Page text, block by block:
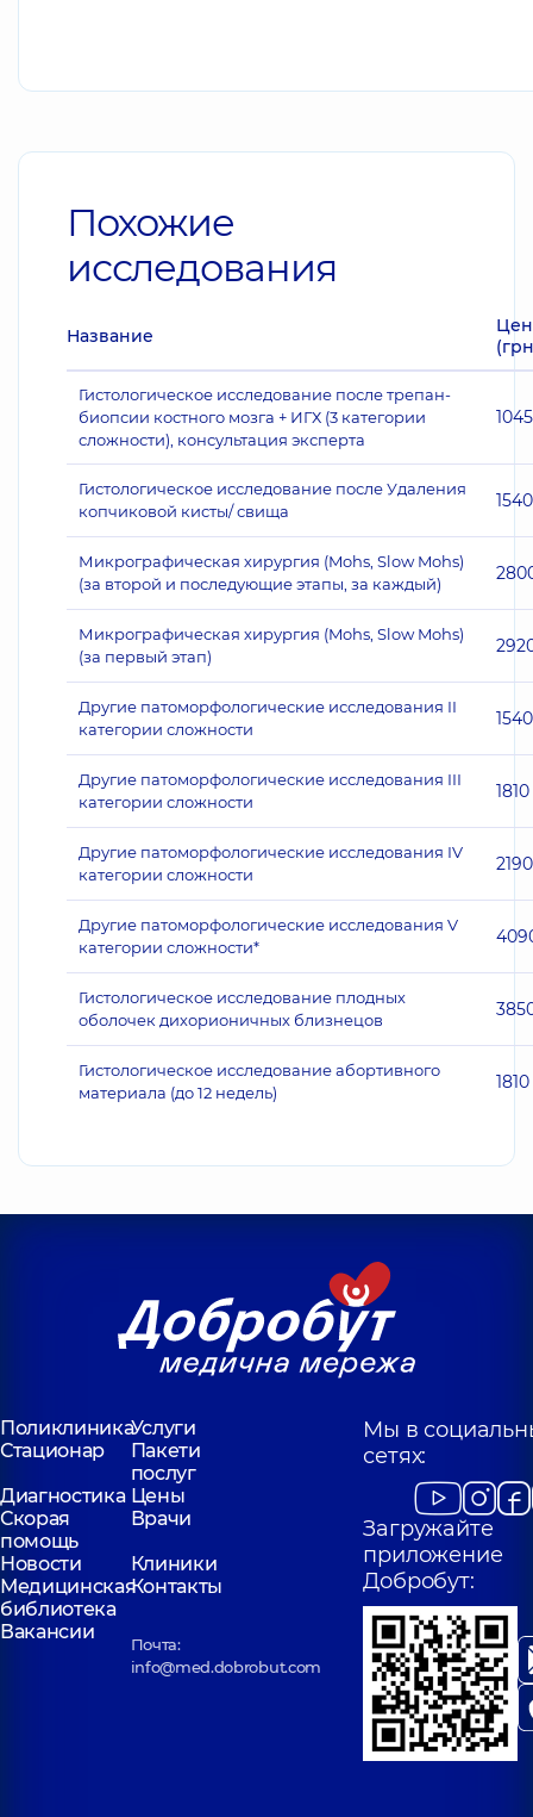
Похожие
исследования
Название
Гистологическое исследование после трепан-
биопсии костного мозга + ИГХ (3 категории
сложности), консультация эксперта
Гистологическое исследование после Удаления
копчиковой кисты/ свища
1540
Микрографическая хирургия (Mohs, Slow Mohs)
(за второй и последующие этапы, за каждый)
Микрографическая хирургия (Mohs, Slow Mohs)
(за первый этап)
Другие патоморфологические исследования II
категории сложности
1540
Другие патоморфологические исследования III
категории сложности
1810
Другие патоморфологические исследования IV
категории сложности
2190
Другие патоморфологические исследования V
категории сложности*
Гистологическое исследование плодных
оболочек дихорионичных близнецов
Гистологическое исследование абортивного
материала (до 12 недель)
1810
ПоликлиникаУслуги
Стационар
Пакети
послуг
Диагностика Цены
Скорая
помощь
Врачи
Новости
Клиники
Медицинская
библиотека
Контакты
Вакансии
Почта:
info@med.dobrobut.com
Мы в
сетях:
Загружайте
приложение
Добробут: